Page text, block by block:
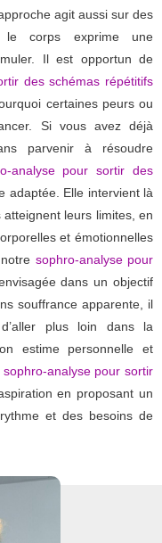
agit aussi sur des
le corps exprime une
Il est opportun de
des schémas répétitifs
certaines peurs ou
Si vous avez déjà
parvenir à résoudre
analyse pour sortir des
adaptée. Elle intervient là
leurs limites, en
et émotionnelles
sophro-analyse pour
dans un objectif
souffrance apparente, il
plus loin dans la
estime personnelle et
sophro-analyse pour sortir
en proposant un
et des besoins de